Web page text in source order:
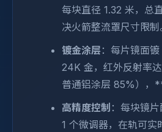
每块直径 1.32 米，总
决火箭整流罩尺寸限制
镀金涂层 ：每片镜面
24K 金，红外反射率
普通铝涂层 85%），
高精度控制 ：每块镜
1 个微调器，在轨可实